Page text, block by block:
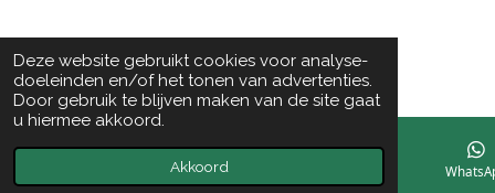
Deze website gebruikt cookies voor analyse-
doeleinden en/of het tonen van advertenties.
Door gebruik te blijven maken van de site gaat
u hiermee akkoord.
Akkoord